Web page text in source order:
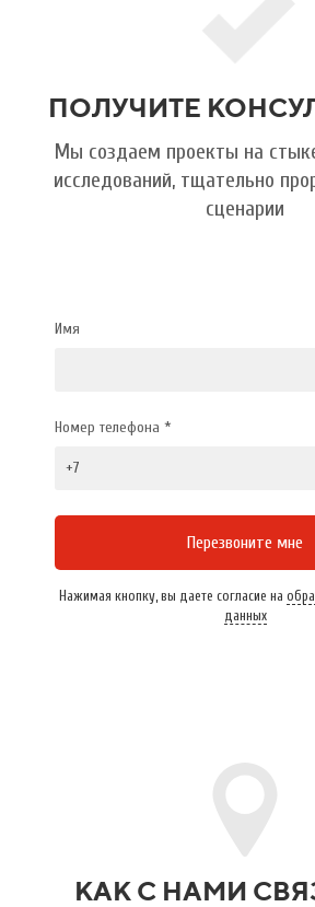
ПОЛУЧИТЕ
Мы создаем проекты на
исследований, тщательно
сценарии
Имя
Номер телефона *
Перезвоните мне
Нажимая кнопку, вы даете согласие на
данных
КАК С НАМИ